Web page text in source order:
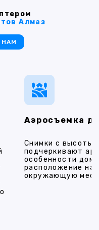
Аэросъемка
Снимки с высоты
подчеркивают
особенности
расположение на
окружающую
Алмаз